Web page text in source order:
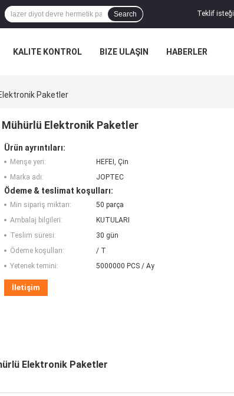
Teklif isteği
Search
KALITE KONTROL BIZE ULAŞIN HABERLER
Paketler
Mühürlü Elektronik Paketler
Ürün ayrıntıları:
Menşe yeri:
HEFEI, Çin
Marka adı:
JOPTEC
Ödeme & teslimat koşulları:
Min sipariş miktarı:
50 parça
Ambalaj bilgileri:
KUTULARI
Teslim süresi:
30 gün
Ödeme koşulları:
/ T
Yetenek temini:
5000000 PCS / Ay
İletişim
Elektronik Paketler